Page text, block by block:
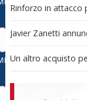
Rinforzo in attacco
Javier Zanetti
Un altro acquisto